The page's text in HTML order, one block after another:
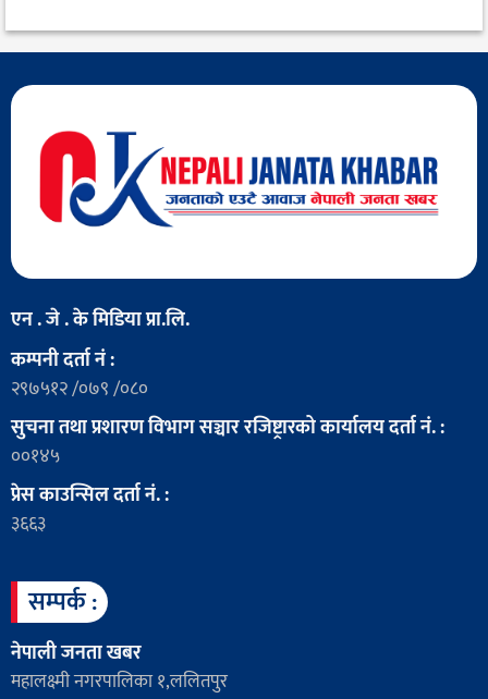
एन . जे . के मिडिया प्रा.लि.
कम्पनी दर्ता नं :
२९७५१२ /०७९ /०८०
सुचना तथा प्रशारण विभाग सञ्चार रजिष्ट्रारको कार्यालय दर्ता नं. :
००१४५
प्रेस काउन्सिल दर्ता नं. :
३६६३
सम्पर्क :
नेपाली जनता खबर
महालक्ष्मी नगरपालिका १,ललितपुर